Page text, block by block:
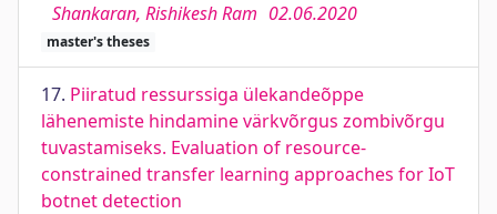
Shankaran, Rishikesh Ram 02.06.2020
master's theses
17. Piiratud ressurssiga ülekandeõppe
lähenemiste hindamine värkvõrgus zombivõrgu
tuvastamiseks. Evaluation of resource-
constrained transfer learning approaches for IoT
botnet detection